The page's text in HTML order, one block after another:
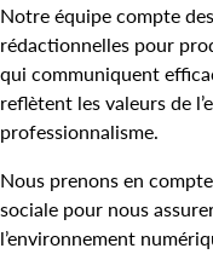
Notre équipe compte
rédactionnelles pour
qui communiquent
reflètent les valeurs de
professionnalisme.
Nous prenons en
sociale pour nous
l’environnement